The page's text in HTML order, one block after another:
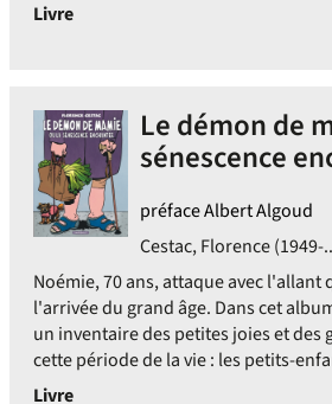
Livre
Le démon de
sénescence
préface Albert Algoud
Cestac, Florence (1949-
Noémie, 70 ans, attaque avec l'allant
l'arrivée du grand âge. Dans cet
un inventaire des petites joies et des
cette période de la vie : les petits-
Livre